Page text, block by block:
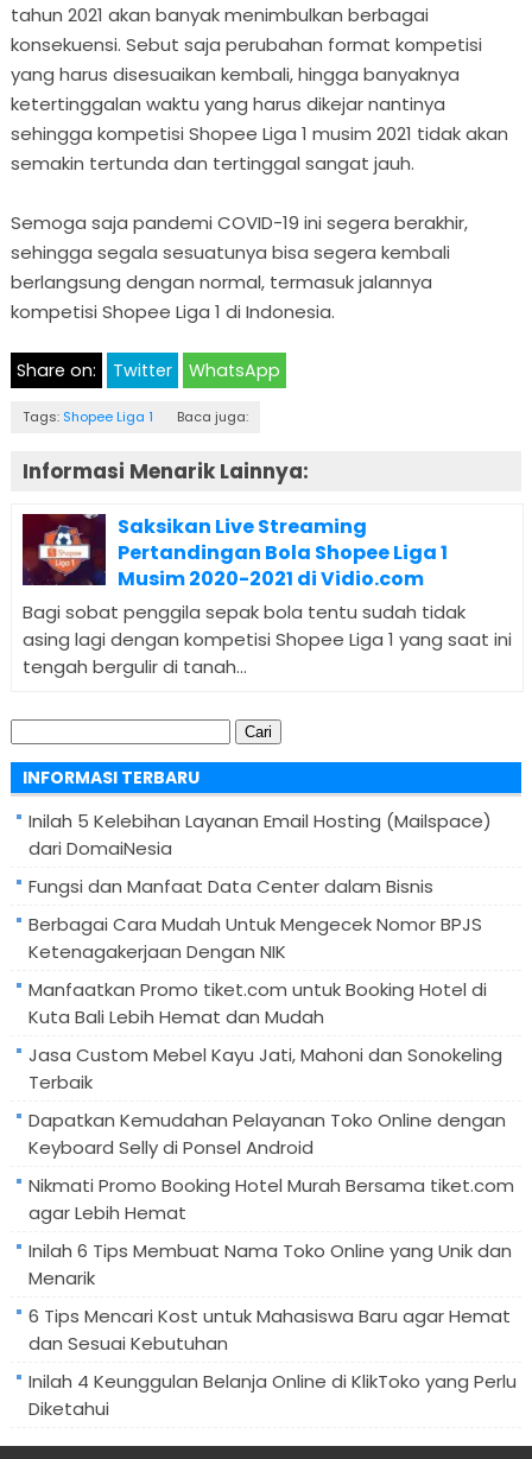
tahun 2021 akan banyak menimbulkan berbagai
konsekuensi. Sebut saja perubahan format kompetisi
yang harus disesuaikan kembali, hingga banyaknya
ketertinggalan waktu yang harus dikejar nantinya
sehingga kompetisi Shopee Liga 1 musim 2021 tidak akan
semakin tertunda dan tertinggal sangat jauh.
Semoga saja pandemi COVID-19 ini segera berakhir,
sehingga segala sesuatunya bisa segera kembali
berlangsung dengan normal, termasuk jalannya
kompetisi Shopee Liga 1 di Indonesia.
Share on: Twitter WhatsApp
Tags: Shopee Liga 1 Baca juga:
Informasi Menarik Lainnya:
Saksikan Live Streaming
Pertandingan Bola Shopee Liga 1
Musim 2020-2021 di Vidio.com
Bagi sobat penggila sepak bola tentu sudah tidak
asing lagi dengan kompetisi Shopee Liga 1 yang saat ini
tengah bergulir di tanah...
untuk:
INFORMASI TERBARU
Inilah 5 Kelebihan Layanan Email Hosting (Mailspace)
dari DomaiNesia
Fungsi dan Manfaat Data Center dalam Bisnis
Berbagai Cara Mudah Untuk Mengecek Nomor BPJS
Ketenagakerjaan Dengan NIK
Manfaatkan Promo tiket.com untuk Booking Hotel di
Kuta Bali Lebih Hemat dan Mudah
Jasa Custom Mebel Kayu Jati, Mahoni dan Sonokeling
Terbaik
Dapatkan Kemudahan Pelayanan Toko Online dengan
Keyboard Selly di Ponsel Android
Nikmati Promo Booking Hotel Murah Bersama tiket.com
agar Lebih Hemat
Inilah 6 Tips Membuat Nama Toko Online yang Unik dan
Menarik
6 Tips Mencari Kost untuk Mahasiswa Baru agar Hemat
dan Sesuai Kebutuhan
Inilah 4 Keunggulan Belanja Online di KlikToko yang Perlu
Diketahui